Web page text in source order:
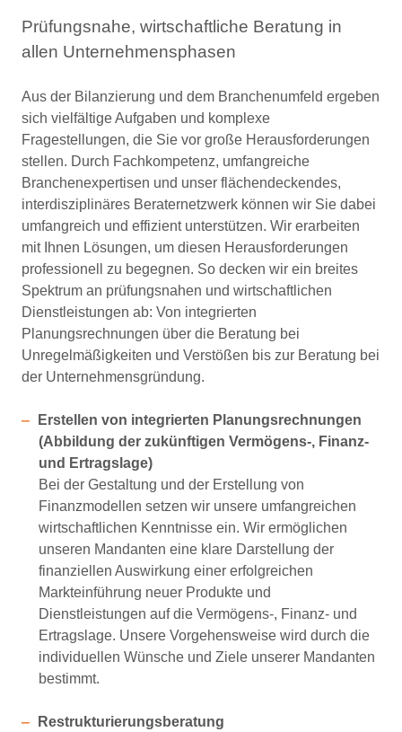
Prüfungsnahe, wirtschaftliche Beratung in
allen Unternehmensphasen
Aus der Bilanzierung und dem Branchenumfeld ergeben
sich vielfältige Aufgaben und komplexe
Fragestellungen, die Sie vor große Herausforderungen
stellen. Durch Fachkompetenz, umfangreiche
Branchenexpertisen und unser flächendeckendes,
interdisziplinäres Beraternetzwerk können wir Sie dabei
umfangreich und effizient unterstützen. Wir erarbeiten
mit Ihnen Lösungen, um diesen Herausforderungen
professionell zu begegnen. So decken wir ein breites
Spektrum an prüfungsnahen und wirtschaftlichen
Dienstleistungen ab: Von integrierten
Planungsrechnungen über die Beratung bei
Unregelmäßigkeiten und Verstößen bis zur Beratung bei
der Unternehmensgründung.
Erstellen von integrierten Planungsrechnungen
(Abbildung der zukünftigen Vermögens-, Finanz-
und Ertragslage)
Bei der Gestaltung und der Erstellung von
Finanzmodellen setzen wir unsere umfangreichen
wirtschaftlichen Kenntnisse ein. Wir ermöglichen
unseren Mandanten eine klare Darstellung der
finanziellen Auswirkung einer erfolgreichen
Markteinführung neuer Produkte und
Dienstleistungen auf die Vermögens-, Finanz- und
Ertragslage. Unsere Vorgehensweise wird durch die
individuellen Wünsche und Ziele unserer Mandanten
bestimmt.
Restrukturierungsberatung